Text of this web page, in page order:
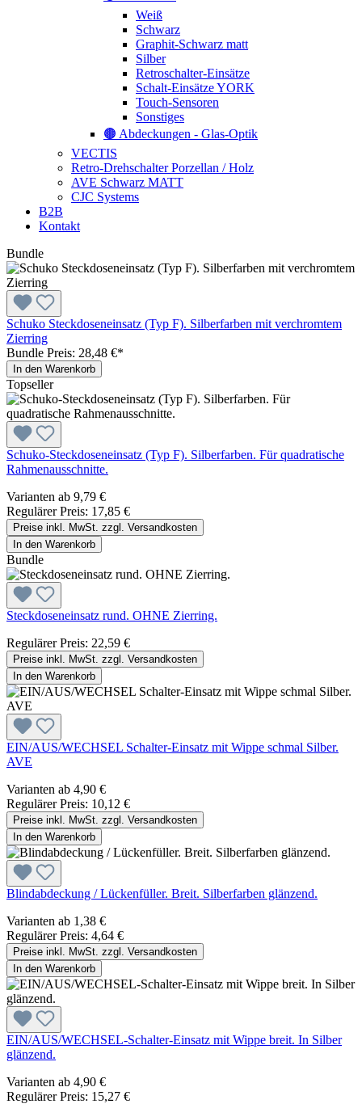
Weiß
Schwarz
Graphit-Schwarz matt
Silber
Retroschalter-Einsätze
Schalt-Einsätze YORK
Touch-Sensoren
Sonstiges
🟤 Abdeckungen - Glas-Optik
VECTIS
Retro-Drehschalter Porzellan / Holz
AVE Schwarz MATT
CJC Systems
B2B
Kontakt
Bundle
Schuko Steckdoseneinsatz (Typ F). Silberfarben mit verchromtem
Zierring
Bundle Preis: 28,48 €*
In den Warenkorb
Topseller
Schuko-Steckdoseneinsatz (Typ F). Silberfarben. Für quadratische
Rahmenausschnitte.
Varianten ab 9,79 €
Regulärer Preis: 17,85 €
Preise inkl. MwSt. zzgl. Versandkosten
In den Warenkorb
Bundle
Steckdoseneinsatz rund. OHNE Zierring.
Regulärer Preis: 22,59 €
Preise inkl. MwSt. zzgl. Versandkosten
In den Warenkorb
EIN/AUS/WECHSEL Schalter-Einsatz mit Wippe schmal Silber.
AVE
Varianten ab 4,90 €
Regulärer Preis: 10,12 €
Preise inkl. MwSt. zzgl. Versandkosten
In den Warenkorb
Blindabdeckung / Lückenfüller. Breit. Silberfarben glänzend.
Varianten ab 1,38 €
Regulärer Preis: 4,64 €
Preise inkl. MwSt. zzgl. Versandkosten
In den Warenkorb
EIN/AUS/WECHSEL-Schalter-Einsatz mit Wippe breit. In Silber
glänzend.
Varianten ab 4,90 €
Regulärer Preis: 15,27 €